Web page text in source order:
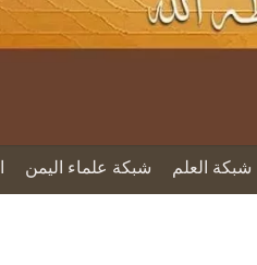
شبكة العلم شبكة علماء اليمن